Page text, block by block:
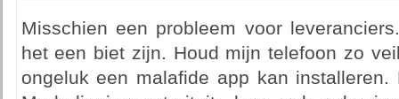
Misschien een probleem voor
het een biet zijn. Houd mijn telefoon zo
ongeluk een malafide app kan